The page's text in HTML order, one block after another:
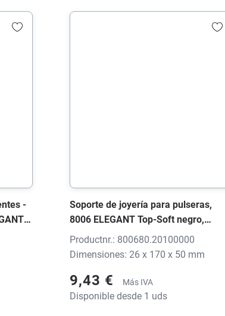
-
Soporte de joyería para pulseras,
8006 ELEGANT Top-Soft negro,
26x170x50 mm, sin impresión
Productnr.: 800680.20100000
Dimensiones: 26 x 170 x 50 mm
9,43 € Más IVA
Disponible desde 1 uds